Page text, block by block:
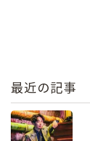
最近の記事